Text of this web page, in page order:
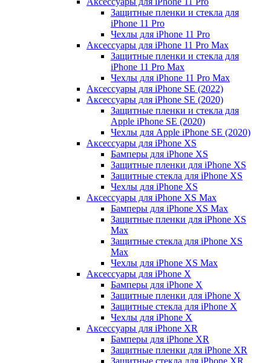
Защитные пленки и стекла для
iPhone 11 Pro
Чехлы для iPhone 11 Pro
Аксессуары для iPhone 11 Pro Max
Защитные пленки и стекла для
iPhone 11 Pro Max
Чехлы для iPhone 11 Pro Max
Аксессуары для iPhone SE (2022)
Аксессуары для iPhone SE (2020)
Защитные пленки и стекла для
Apple iPhone SE (2020)
Чехлы для Apple iPhone SE (2020)
Аксессуары для iPhone ХS
Бамперы для iPhone ХS
Защитные пленки для iPhone ХS
Защитные стекла для iPhone ХS
Чехлы для iPhone ХS
Аксессуары для iPhone ХS Max
Бамперы для iPhone XS Max
Защитные пленки для iPhone XS
Max
Защитные стекла для iPhone XS
Max
Чехлы для iPhone XS Max
Аксессуары для iPhone X
Бамперы для iPhone X
Защитные пленки для iPhone X
Защитные стекла для iPhone X
Чехлы для iPhone X
Аксессуары для iPhone XR
Бамперы для iPhone XR
Защитные пленки для iPhone XR
Защитные стекла для iPhone XR